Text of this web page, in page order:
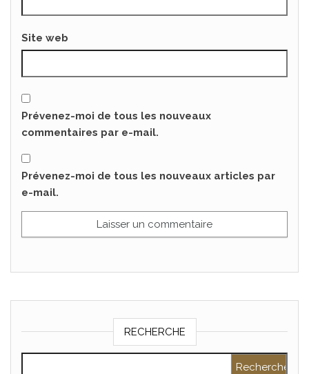
Site web
Prévenez-moi de tous les nouveaux
commentaires par e-mail.
Prévenez-moi de tous les nouveaux articles par
e-mail.
RECHERCHE